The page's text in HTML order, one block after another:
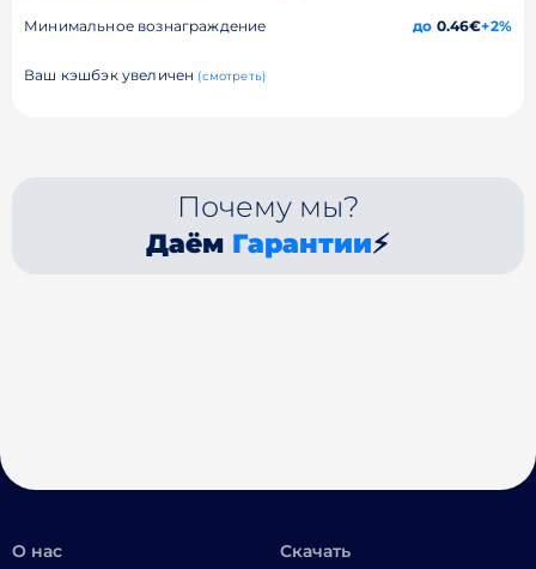
Минимальное вознаграждение до 0.46€+2%
Ваш кэшбэк увеличен (смотреть)
Почему мы?
Даём Гарантии⚡
О нас Скачать